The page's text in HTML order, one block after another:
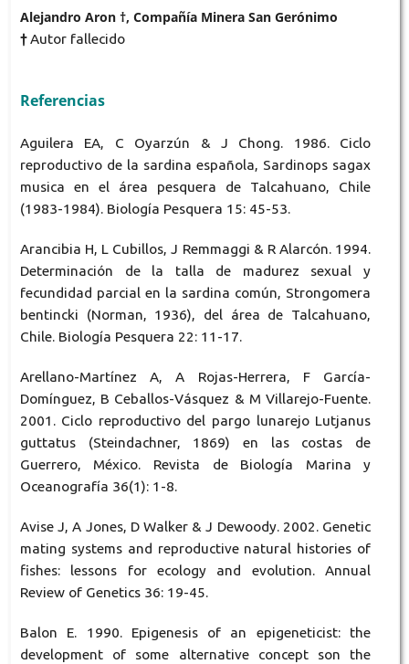
Alejandro Aron †, Compañía Minera San Gerónimo
†Autor fallecido
Referencias
Aguilera EA, C Oyarzún & J Chong. 1986. Ciclo
reproductivo de la sardina española, Sardinops sagax
musica en el área pesquera de Talcahuano, Chile
(1983-1984). Biología Pesquera 15: 45-53.
Arancibia H, L Cubillos, J Remmaggi & R Alarcón. 1994.
Determinación de la talla de madurez sexual y
fecundidad parcial en la sardina común, Strongomera
bentincki (Norman, 1936), del área de Talcahuano,
Chile. Biología Pesquera 22: 11-17.
Arellano-Martínez A, A Rojas-Herrera, F García-
Domínguez, B Ceballos-Vásquez & M Villarejo-Fuente.
2001. Ciclo reproductivo del pargo lunarejo Lutjanus
guttatus (Steindachner, 1869) en las costas de
Guerrero, México. Revista de Biología Marina y
Oceanografía 36(1): 1-8.
Avise J, A Jones, D Walker & J Dewoody. 2002. Genetic
mating systems and reproductive natural histories of
fishes: lessons for ecology and evolution. Annual
Review of Genetics 36: 19-45.
Balon E. 1990. Epigenesis of an epigeneticist: the
development of some alternative concept son the